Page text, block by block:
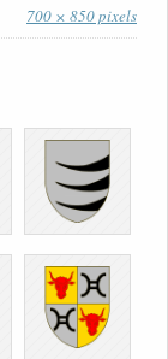
700 × 850 pixels